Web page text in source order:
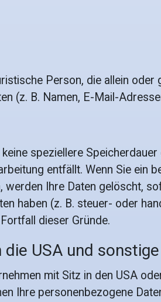
Person, die allein
(z. B. Namen, E-Mail-
speziellere
entfällt. Wenn Sie ein
Ihre Daten gelöscht,
haben (z. B. steuer- oder
dieser Gründe.
USA und
mit Sitz in den USA
Ihre personenbezogene